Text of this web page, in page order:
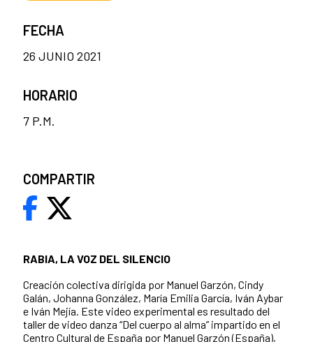
RABIA, LA VOZ DEL SILENCIO
Creación colectiva dirigida por Manuel Garzón, Cindy
Galán, Johanna González, María Emilia García, Iván Aybar
e Iván Mejía. Este video experimental es resultado del
taller de video danza “Del cuerpo al alma” impartido en el
Centro Cultural de España por Manuel Garzón (España),
FECHA
26 JUNIO 2021
HORARIO
7 P.M.
COMPARTIR